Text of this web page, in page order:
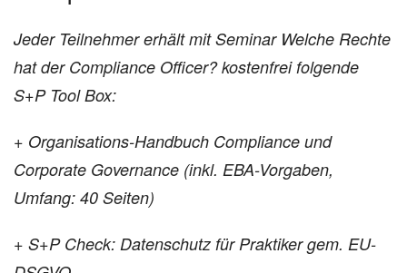
Jeder Teilnehmer erhält mit Seminar Welche Rechte
hat der Compliance Officer? kostenfrei folgende
S+P Tool Box:
+ Organisations-Handbuch Compliance und
Corporate Governance (inkl. EBA-Vorgaben,
Umfang: 40 Seiten)
+ S+P Check: Datenschutz für Praktiker gem. EU-